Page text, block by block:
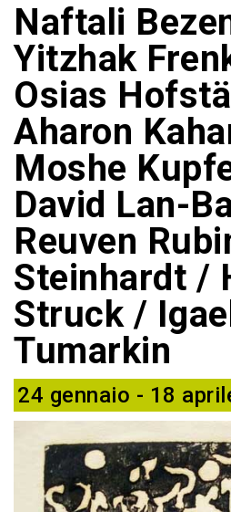
Naftali
Yitzhak
Osias
Aharon
Moshe
David Lan-
Reuven
Steinhardt /
Struck / Igael
Tumarkin
24 gennaio - 18